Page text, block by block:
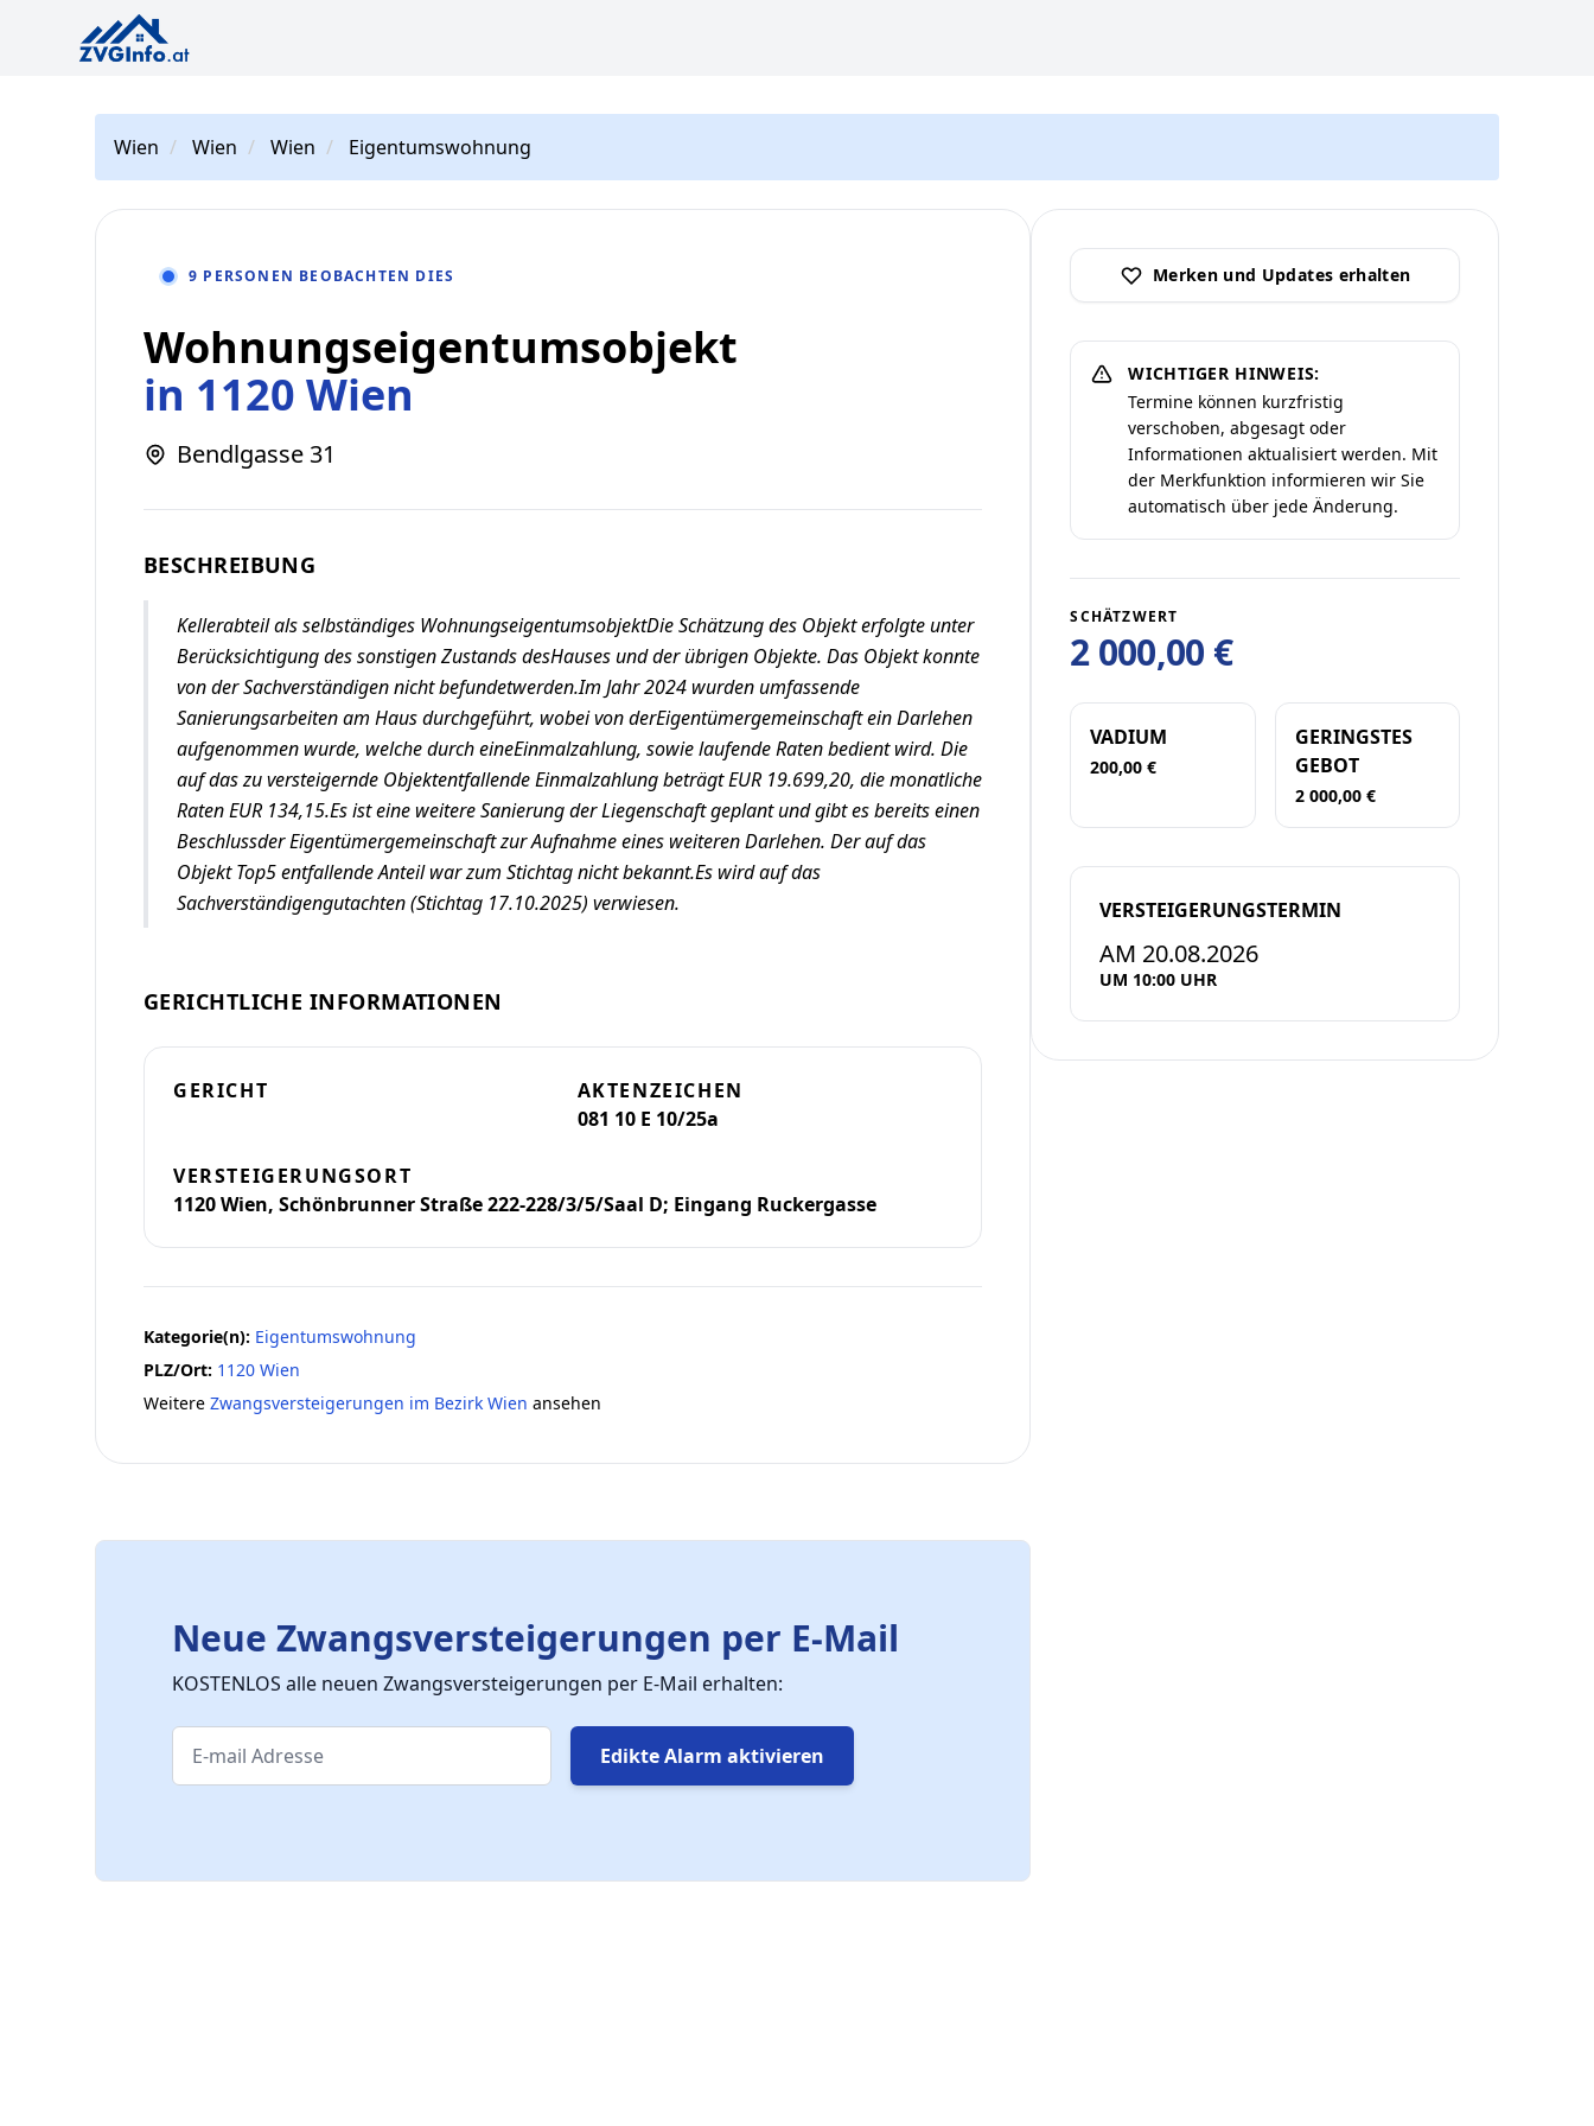
Wien Wien Wien Eigentumswohnung
9 PERSONEN BEOBACHTEN DIES
Wohnungseigentumsobjekt
in 1120 Wien
Bendlgasse 31
BESCHREIBUNG
Kellerabteil als selbständiges WohnungseigentumsobjektDie Schätzung des Objekt erfolgte unter
Berücksichtigung des sonstigen Zustands desHauses und der übrigen Objekte. Das Objekt konnte
von der Sachverständigen nicht befundetwerden.Im Jahr 2024 wurden umfassende
Sanierungsarbeiten am Haus durchgeführt, wobei von derEigentümergemeinschaft ein Darlehen
aufgenommen wurde, welche durch eineEinmalzahlung, sowie laufende Raten bedient wird. Die
auf das zu versteigernde Objektentfallende Einmalzahlung beträgt EUR 19.699,20, die monatliche
Raten EUR 134,15.Es ist eine weitere Sanierung der Liegenschaft geplant und gibt es bereits einen
Beschlussder Eigentümergemeinschaft zur Aufnahme eines weiteren Darlehen. Der auf das
Objekt Top5 entfallende Anteil war zum Stichtag nicht bekannt.Es wird auf das
Sachverständigengutachten (Stichtag 17.10.2025) verwiesen.
GERICHTLICHE INFORMATIONEN
GERICHT
AKTENZEICHEN
081 10 E 10/25a
VERSTEIGERUNGSORT
1120 Wien, Schönbrunner Straße 222-228/3/5/Saal D; Eingang Ruckergasse
Kategorie(n): Eigentumswohnung
PLZ/Ort: 1120 Wien
Weitere Zwangsversteigerungen im Bezirk Wien ansehen
Neue Zwangsversteigerungen per E-Mail
KOSTENLOS alle neuen Zwangsversteigerungen per E-Mail erhalten:
Edikte Alarm aktivieren
Merken und Updates erhalten
WICHTIGER HINWEIS:
Termine können kurzfristig
verschoben, abgesagt oder
Informationen aktualisiert werden. Mit
der Merkfunktion informieren wir Sie
automatisch über jede Änderung.
SCHÄTZWERT
2 000,00 €
VADIUM
200,00 €
GERINGSTES
GEBOT
2 000,00 €
VERSTEIGERUNGSTERMIN
AM 20.08.2026
UM 10:00 UHR